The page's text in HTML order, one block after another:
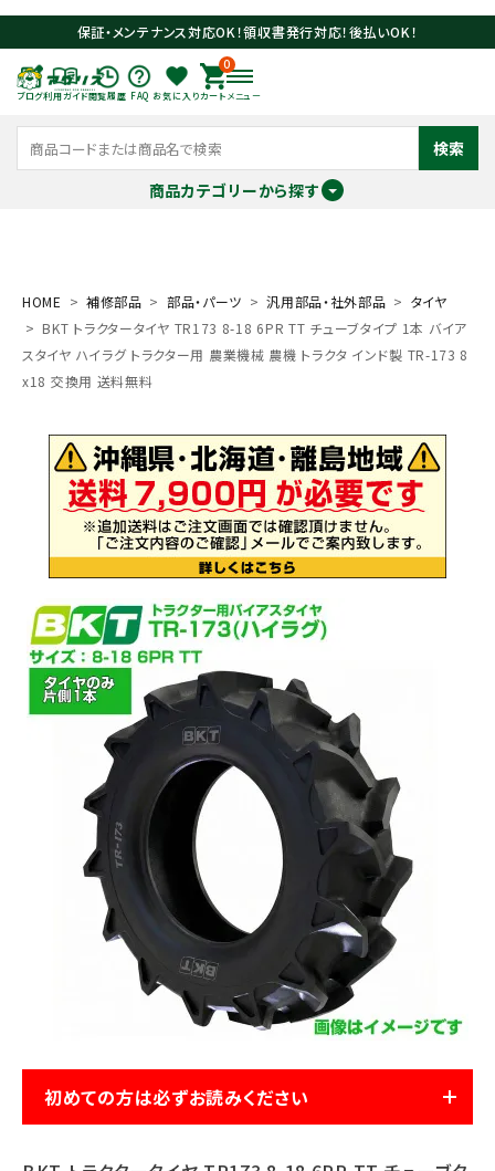
保証・メンテナンス対応OK！領収書発行対応！後払いOK！
ブログ利用ガイド閲覧履歴 FAQ お気に入り
0
カート メニュー
検索
商品カテゴリーから探す
search
お気に入り一覧
閲覧履歴一覧
農業機械
農業資材
FAQ
HOME 補修部品 部品・パーツ 汎用部品・社外部品
タイヤ
BKT トラクタータイヤ TR173 8-18 6PR TT チューブタイプ 1本 バイア
スタイヤ ハイラグ トラクター用 農業機械 農機 トラクタ インド製 TR-173 8
x18 交換用 送料無料
初めての方は必ずお読みください